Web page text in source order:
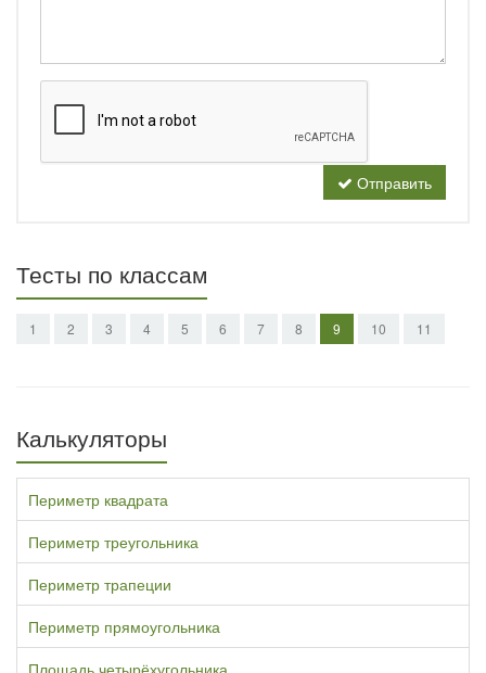
Отправить
Тесты по классам
1 2 3 4 5 6 7 8 9 10 11
Калькуляторы
Периметр квадрата
Периметр треугольника
Периметр трапеции
Периметр прямоугольника